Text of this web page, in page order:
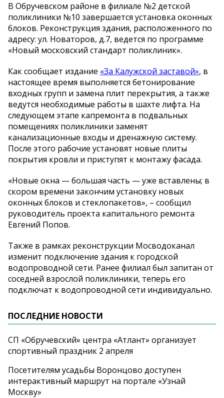
В Обручевском районе в филиале №2 детской
поликлиники №10 завершается установка оконных
блоков. Реконструкция здания, расположенного по
адресу: ул. Новаторов, д.7, ведется по программе
«Новый московский стандарт поликлиник».
Как сообщает издание «За Калужской заставой», в
настоящее время выполняется бетонирование
входных групп и замена плит перекрытия, а также
ведутся необходимые работы в шахте лифта. На
следующем этапе капремонта в подвальных
помещениях поликлиники заменят
канализационные входы и дренажную систему.
После этого рабочие установят новые плиты
покрытия кровли и приступят к монтажу фасада.
«Новые окна — большая часть — уже вставлены; в
скором времени закончим установку новых
оконных блоков и стеклопакетов», – сообщил
руководитель проекта капитального ремонта
Евгений Попов.
Также в рамках реконструкции Мосводоканал
изменит подключение здания к городской
водопроводной сети. Ранее филиал был запитан от
соседней взрослой поликлиники, теперь его
подключат к водопроводной сети индивидуально.
ПОСЛЕДНИЕ НОВОСТИ
СП «Обручевский» центра «Атлант» организует
спортивный праздник 2 апреля
Посетителям усадьбы Воронцово доступен
интерактивный маршрут на портале «Узнай
Москву»